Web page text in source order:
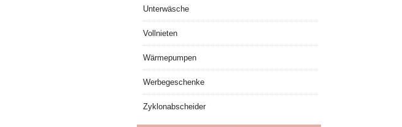
Unterwäsche
Vollnieten
Wärmepumpen
Werbegeschenke
Zyklonabscheider